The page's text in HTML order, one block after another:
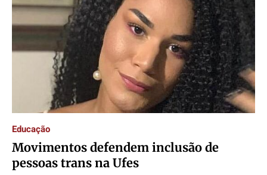
Educação
Movimentos defendem inclusão de
pessoas trans na Ufes